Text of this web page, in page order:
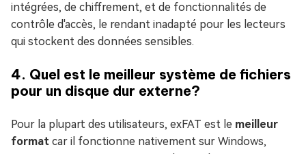
intégrées, de chiffrement, et de fonctionnalités de
contrôle d'accès, le rendant inadapté pour les lecteurs
qui stockent des données sensibles.
4. Quel est le meilleur système de fichiers
pour un disque dur externe?
Pour la plupart des utilisateurs, exFAT est le meilleur
format car il fonctionne nativement sur Windows,